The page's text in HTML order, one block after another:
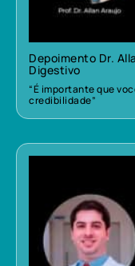
Depoimento Dr.
Digestivo
“É importante que
credibilidade”